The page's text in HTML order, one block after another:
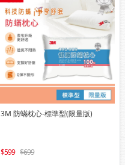
3M 防蟎枕心-標準型(限量版)
599 699